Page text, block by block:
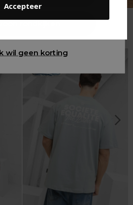
Accepteer
wil geen korting